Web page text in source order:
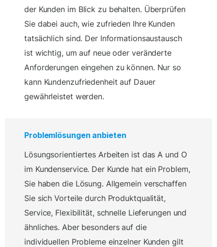
der Kunden im Blick zu behalten. Überprüfen
Sie dabei auch, wie zufrieden Ihre Kunden
tatsächlich sind. Der Informationsaustausch
ist wichtig, um auf neue oder veränderte
Anforderungen eingehen zu können. Nur so
kann Kundenzufriedenheit auf Dauer
gewährleistet werden.
Problemlösungen anbieten
Lösungsorientiertes Arbeiten ist das A und O
im Kundenservice. Der Kunde hat ein Problem,
Sie haben die Lösung. Allgemein verschaffen
Sie sich Vorteile durch Produktqualität,
Service, Flexibilität, schnelle Lieferungen und
ähnliches. Aber besonders auf die
individuellen Probleme einzelner Kunden gilt